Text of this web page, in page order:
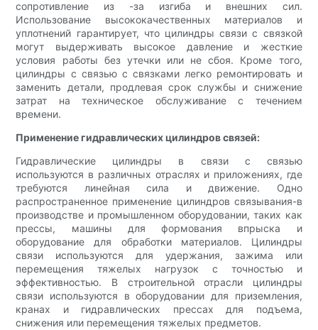
сопротивление из -за изгиба и внешних сил.
Использование высококачественных материалов и
уплотнений гарантирует, что цилиндры связи с связкой
могут выдерживать высокое давление и жесткие
условия работы без утечки или не сбоя. Кроме того,
цилиндры с связью с связками легко ремонтировать и
заменить детали, продлевая срок службы и снижение
затрат на техническое обслуживание с течением
времени.
Применение гидравлических цилиндров связей:
Гидравлические цилиндры в связи с связью
используются в различных отраслях и приложениях, где
требуются линейная сила и движение. Одно
распространенное применение цилиндров связывания-в
производстве и промышленном оборудовании, таких как
прессы, машины для формования впрыска и
оборудование для обработки материалов. Цилиндры
связи используются для удержания, зажима или
перемещения тяжелых нагрузок с точностью и
эффективностью. В строительной отрасли цилиндры
связи используются в оборудовании для приземления,
кранах и гидравлических прессах для подъема,
снижения или перемещения тяжелых предметов.